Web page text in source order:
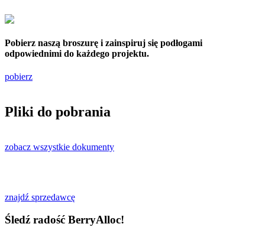
Pobierz naszą broszurę i zainspiruj się podłogami
odpowiednimi do każdego projektu.
pobierz
Pliki do pobrania
zobacz wszystkie dokumenty
znajdź sprzedawcę
Śledź radość BerryAlloc!